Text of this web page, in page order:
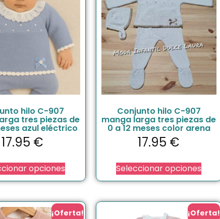
hilo C-907
tres piezas de
azul eléctrico
17.95 €
opciones
Conjunto hilo C-907
manga larga tres piezas de
0 a 12 meses color arena
17.95 €
Seleccionar opciones
¡Oferta! ¡Oferta!